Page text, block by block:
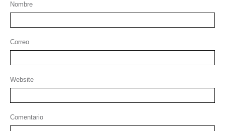
Nombre
Correo
Website
Comentario